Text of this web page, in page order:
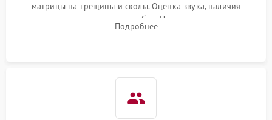
матрицы на трещины и сколы. Оценка звука, наличия
подсветки и индикаторов ошибок. Подключение тестовых
источников сигнала для выявления симптомов поломки.
Подробнее